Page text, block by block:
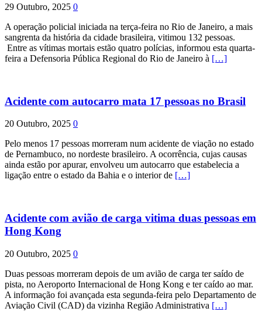
29 Outubro, 2025 0
A operação policial iniciada na terça-feira no Rio de Janeiro, a mais
sangrenta da história da cidade brasileira, vitimou 132 pessoas.
Entre as vítimas mortais estão quatro polícias, informou esta quarta-
feira a Defensoria Pública Regional do Rio de Janeiro à […]
Acidente com autocarro mata 17 pessoas no Brasil
20 Outubro, 2025 0
Pelo menos 17 pessoas morreram num acidente de viação no estado
de Pernambuco, no nordeste brasileiro. A ocorrência, cujas causas
ainda estão por apurar, envolveu um autocarro que estabelecia a
ligação entre o estado da Bahia e o interior de […]
Acidente com avião de carga vitima duas pessoas em
Hong Kong
20 Outubro, 2025 0
Duas pessoas morreram depois de um avião de carga ter saído de
pista, no Aeroporto Internacional de Hong Kong e ter caído ao mar.
A informação foi avançada esta segunda-feira pelo Departamento de
Aviação Civil (CAD) da vizinha Região Administrativa […]